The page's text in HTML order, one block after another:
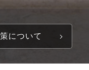
について